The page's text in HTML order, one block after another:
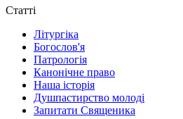
Статті
Літургіка
Богослов'я
Патрологія
Канонічне право
Наша історія
Душпастирство молоді
Запитати Священика